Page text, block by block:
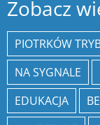
Zobacz
PIOTRKÓW
NA SYGNALE
EDUKACJA